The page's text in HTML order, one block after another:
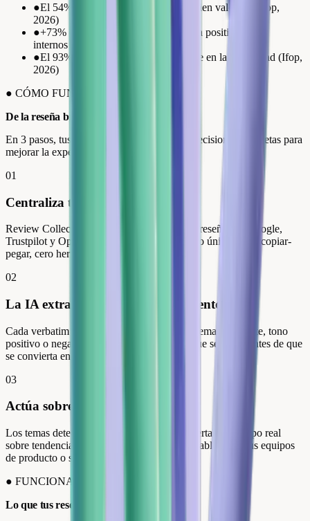
●El 54% paga más por una empresa bien valorada (Ifop,
2026)
●+73% de ticket medio tras una reseña positiva (datos
internos de Review Collect)
●El 93% confía más en las reseñas que en la publicidad (Ifop,
2026)
● CÓMO FUNCIONA
De la reseña bruta
En 3 pasos, tus verbatims se convierten en decisiones concretas para
mejorar la experiencia de cliente.
01
Centraliza todas tus reseñas
Review Collect agrega automáticamente tus reseñas de Google,
Trustpilot y Opiniones Verificadas en un flujo único. Cero copiar-
pegar, cero herramienta adicional.
02
La IA extrae los temas y el sentimiento
Cada verbatim se analiza automáticamente: tema recurrente, tono
positivo o negativo, señal de alerta. Ves lo que se repite antes de que
se convierta en un problema.
03
Actúa sobre las señales
Los temas detectados alimentan tu panel. Alertas en tiempo real
sobre tendencias negativas, verbatims exportables para tus equipos
de producto o soporte.
● FUNCIONALIDADES
Lo que tus reseñas te enseñan.